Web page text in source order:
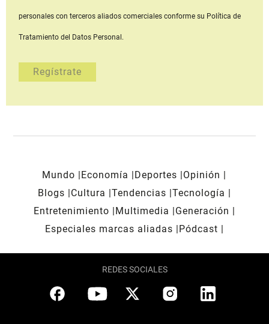
personales con terceros aliados comerciales conforme su Política de
Tratamiento del Datos Personal.
Mundo Economía Deportes
Opinión
Blogs
Cultura Tendencias Tecnología
Entretenimiento
Multimedia
Generación
Especiales marcas aliadas
Pódcast
REDES SOCIALES